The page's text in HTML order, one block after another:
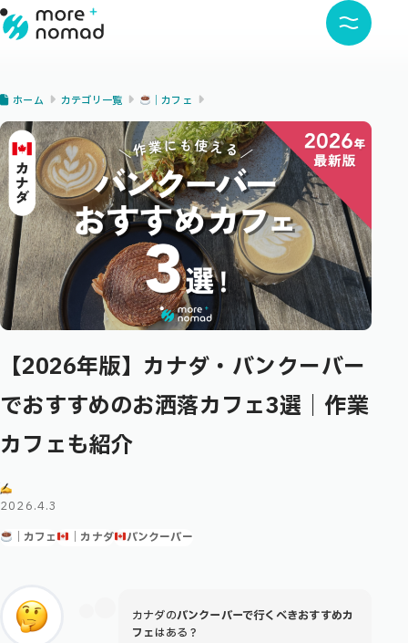
ホーム カテゴリ一覧 ｜カフェ
【2026年版】カナダ・バンクーバー
でおすすめのお洒落カフェ3選｜作業
カフェも紹介
2026.4.3
｜カフェ
｜カナダ バンクーバー
カナダのバンクーバーで行くべきおすすめカ
フェはある？